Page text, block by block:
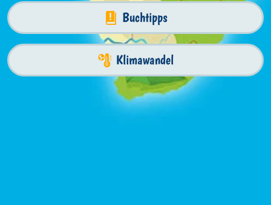
Buchtipps
Klimawandel